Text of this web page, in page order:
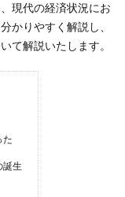
現代の経済状況にお
かりやすく解説し、
て解説いたします。
た
誕生